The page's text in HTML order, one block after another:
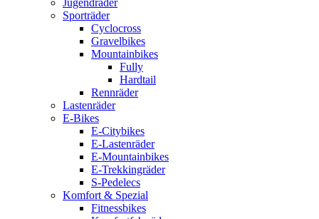
Jugendräder
Sporträder
Cyclocross
Gravelbikes
Mountainbikes
Fully
Hardtail
Rennräder
Lastenräder
E-Bikes
E-Citybikes
E-Lastenräder
E-Mountainbikes
E-Trekkingräder
S-Pedelecs
Komfort & Spezial
Fitnessbikes